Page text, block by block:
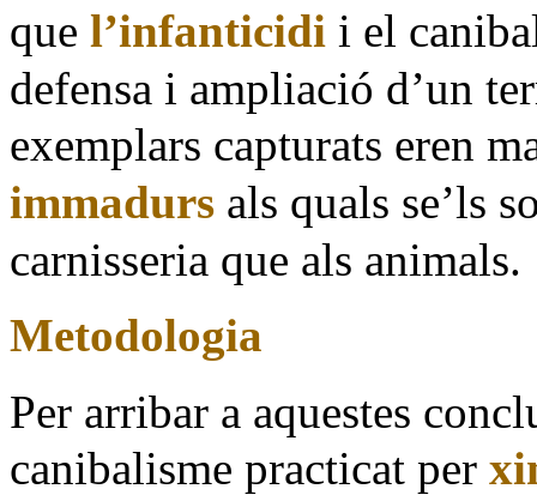
que l’infanticidi i el
defensa i ampliació d’un
exemplars capturats eren
immadurs als quals se’ls
carnisseria que als animals.
Metodologia
Per arribar a aquestes
canibalisme practicat per